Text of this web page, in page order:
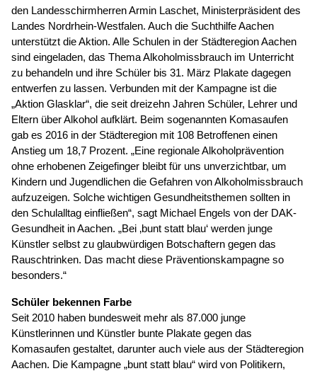
den Landesschirmherren Armin Laschet, Ministerpräsident des
Landes Nordrhein-Westfalen. Auch die Suchthilfe Aachen
unterstützt die Aktion. Alle Schulen in der Städteregion Aachen
sind eingeladen, das Thema Alkoholmissbrauch im Unterricht
zu behandeln und ihre Schüler bis 31. März Plakate dagegen
entwerfen zu lassen. Verbunden mit der Kampagne ist die
„Aktion Glasklar“, die seit dreizehn Jahren Schüler, Lehrer und
Eltern über Alkohol aufklärt. Beim sogenannten Komasaufen
gab es 2016 in der Städteregion mit 108 Betroffenen einen
Anstieg um 18,7 Prozent. „Eine regionale Alkoholprävention
ohne erhobenen Zeigefinger bleibt für uns unverzichtbar, um
Kindern und Jugendlichen die Gefahren von Alkoholmissbrauch
aufzuzeigen. Solche wichtigen Gesundheitsthemen sollten in
den Schulalltag einfließen“, sagt Michael Engels von der DAK-
Gesundheit in Aachen. „Bei ‚bunt statt blau‘ werden junge
Künstler selbst zu glaubwürdigen Botschaftern gegen das
Rauschtrinken. Das macht diese Präventionskampagne so
besonders.“
Schüler bekennen Farbe
Seit 2010 haben bundesweit mehr als 87.000 junge
Künstlerinnen und Künstler bunte Plakate gegen das
Komasaufen gestaltet, darunter auch viele aus der Städteregion
Aachen. Die Kampagne „bunt statt blau“ wird von Politikern,